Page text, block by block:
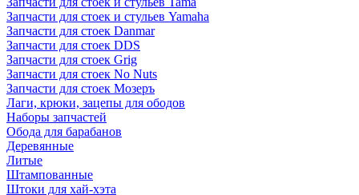
Запчасти для стоек и стульев Yamaha
Запчасти для стоек Danmar
Запчасти для стоек DDS
Запчасти для стоек Grig
Запчасти для стоек No Nuts
Запчасти для стоек Мозеръ
Лаги, крюки, зацепы для ободов
Наборы запчастей
Обода для барабанов
Деревянные
Литые
Штампованные
Штоки для хай-хэта